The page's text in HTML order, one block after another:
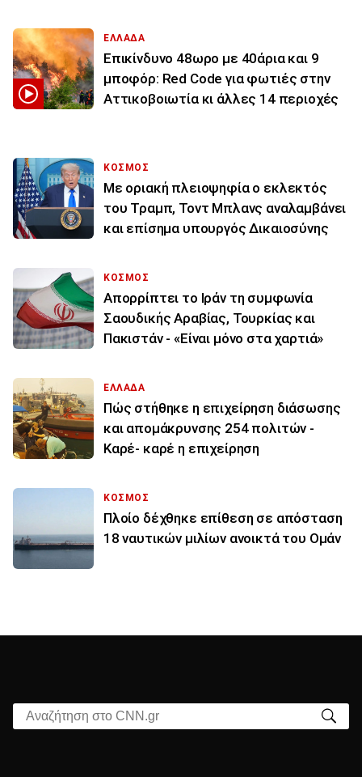
ΕΛΛΑΔΑ
Επικίνδυνο 48ωρο με 40άρια και 9
μποφόρ: Red Code για φωτιές στην
Αττικοβοιωτία κι άλλες 14 περιοχές
ΚΟΣΜΟΣ
Με οριακή πλειοψηφία ο εκλεκτός
του Τραμπ, Τοντ Μπλανς αναλαμβάνει
και επίσημα υπουργός Δικαιοσύνης
ΚΟΣΜΟΣ
Απορρίπτει το Ιράν τη συμφωνία
Σαουδικής Αραβίας, Τουρκίας και
Πακιστάν - «Είναι μόνο στα χαρτιά»
ΕΛΛΑΔΑ
Πώς στήθηκε η επιχείρηση διάσωσης
και απομάκρυνσης 254 πολιτών -
Καρέ- καρέ η επιχείρηση
ΚΟΣΜΟΣ
Πλοίο δέχθηκε επίθεση σε απόσταση
18 ναυτικών μιλίων ανοικτά του Ομάν
Αναζήτηση στο CNN.gr